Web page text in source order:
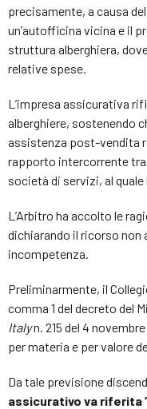
precisamente, a causa
un’autofficina vicina e il
struttura alberghiera,
relative spese.
L’impresa assicurativa
alberghiere, sostenendo
assistenza post-vendita
rapporto intercorrente
società di servizi, al
L’Arbitro ha accolto le
dichiarando il ricorso non
incompetenza.
Preliminarmente, il
comma 1 del decreto del
Italyn. 215 del 4
per materia e per valore
Da tale previsione
assicurativo va riferita